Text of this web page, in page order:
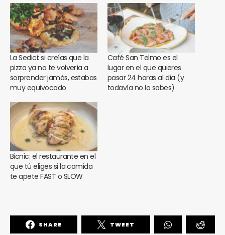
La Sedici: si creías que la
pizza ya no te volvería a
sorprender jamás, estabas
muy equivocado
Café San Telmo es el
lugar en el que quieres
pasar 24 horas al día (y
todavía no lo sabes)
Bicnic: el restaurante en el
que tú eliges si la comida
te apete FAST o SLOW
SHARE TWEET